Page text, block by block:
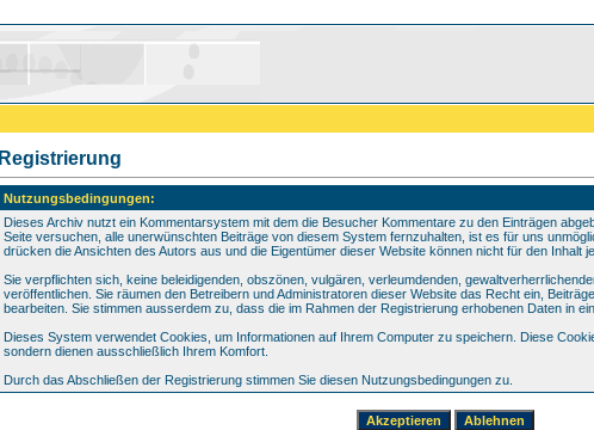
Registrierung
Nutzungsbedingungen:
Dieses Archiv nutzt ein Kommentarsystem mit dem die Besucher Kommentare zu den Einträgen
Seite versuchen, alle unerwünschten Beiträge von diesem System fernzuhalten, ist es für uns
drücken die Ansichten des Autors aus und die Eigentümer dieser Website können nicht für den Inhalt
Sie verpflichten sich, keine beleidigenden, obszönen, vulgären, verleumdenden,
veröffentlichen. Sie räumen den Betreibern und Administratoren dieser Website das Recht ein,
bearbeiten. Sie stimmen ausserdem zu, dass die im Rahmen der Registrierung erhobenen Daten in
Dieses System verwendet Cookies, um Informationen auf Ihrem Computer zu speichern. Diese
sondern dienen ausschließlich Ihrem Komfort.
Durch das Abschließen der Registrierung stimmen Sie diesen Nutzungsbedingungen zu.